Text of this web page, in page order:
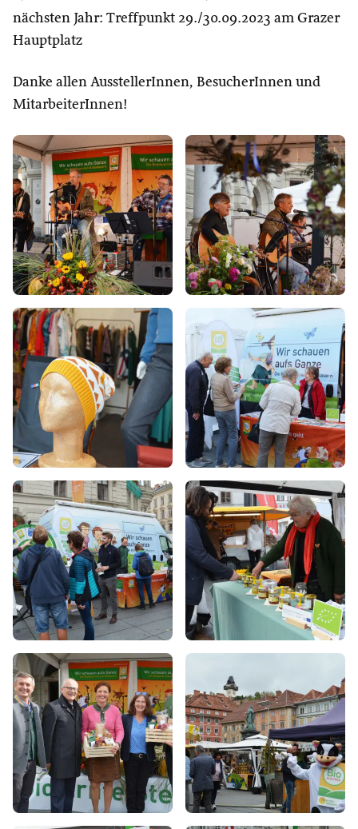
nächsten Jahr: Treffpunkt 29./30.09.2023 am Grazer
Hauptplatz
Danke allen AusstellerInnen, BesucherInnen und
MitarbeiterInnen!